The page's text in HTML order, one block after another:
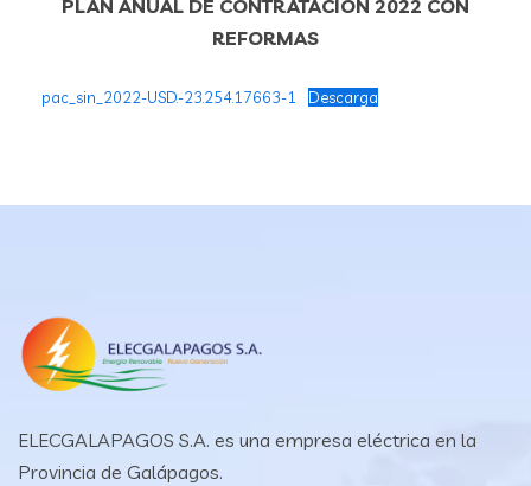
PLAN ANUAL DE CONTRATACIÓN 2022 CON
REFORMAS
pac_sin_2022-USD.-23.254.17663-1 Descarga
ELECGALAPAGOS S.A. es una empresa eléctrica en la
Provincia de Galápagos.